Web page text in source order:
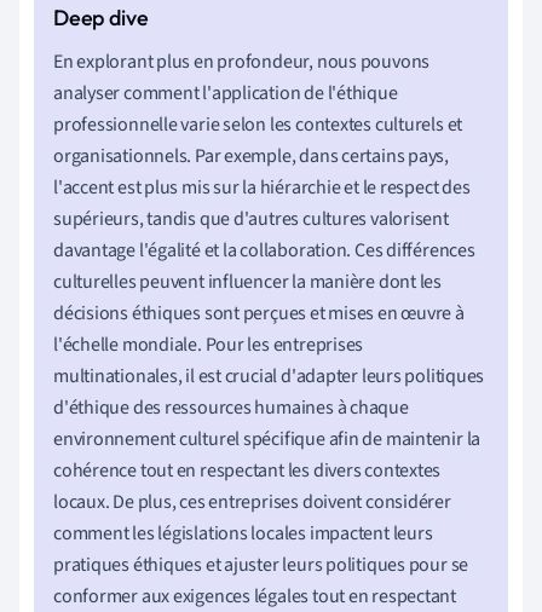
En explorant plus en profondeur, nous pouvons
analyser comment l'application de l'éthique
professionnelle varie selon les contextes culturels et
organisationnels. Par exemple, dans certains pays,
l'accent est plus mis sur la hiérarchie et le respect des
supérieurs, tandis que d'autres cultures valorisent
davantage l'égalité et la collaboration. Ces différences
culturelles peuvent influencer la manière dont les
décisions éthiques sont perçues et mises en œuvre à
l'échelle mondiale. Pour les entreprises
multinationales, il est crucial d'adapter leurs politiques
d'éthique des ressources humaines à chaque
environnement culturel spécifique afin de maintenir la
cohérence tout en respectant les divers contextes
locaux. De plus, ces entreprises doivent considérer
comment les législations locales impactent leurs
pratiques éthiques et ajuster leurs politiques pour se
conformer aux exigences légales tout en respectant